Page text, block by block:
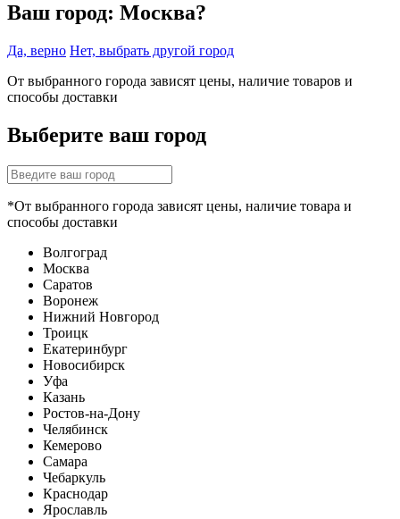
Ваш город: Москва?
Да, верно Нет, выбрать другой город
От выбранного города зависят цены, наличие товаров и
способы доставки
Выберите ваш город
*От выбранного города зависят цены, наличие товара и
способы доставки
Волгоград
Москва
Саратов
Воронеж
Нижний Новгород
Троицк
Екатеринбург
Новосибирск
Уфа
Казань
Ростов-на-Дону
Челябинск
Кемерово
Самара
Чебаркуль
Краснодар
Ярославль